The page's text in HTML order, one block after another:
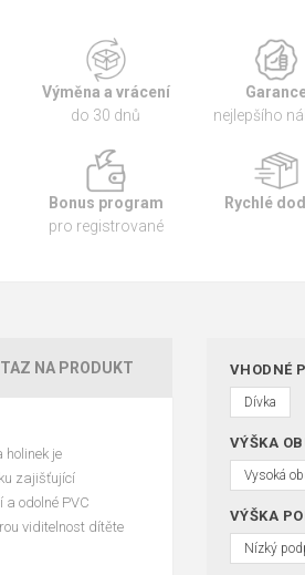
Výměna a vrácení
do 30 dnů
nejlepšího
Bonus program
pro registrované
Rychlé
NA PRODUKT
holinek je
zajišťující
odolné PVC
viditelnost dítěte
VHODNÉ
Dívka
VÝŠKA
Vysoká
VÝŠKA
Nízký